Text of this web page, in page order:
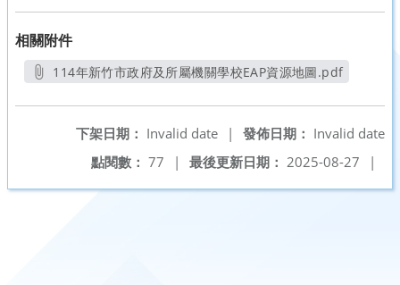
相關附件
114年新竹市政府及所屬機關學校EAP資源地圖.pdf
發佈日期： Invalid date
下架日期： Invalid date
|
最後更新日期： 2025-08-27 |
點閱數： 77 |